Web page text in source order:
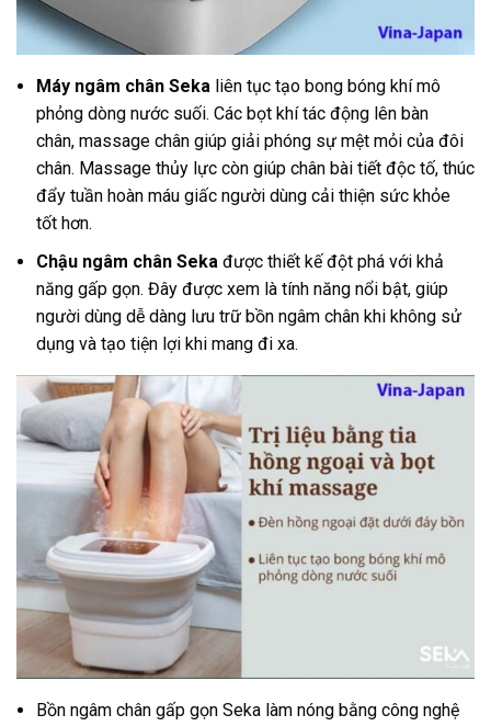
Máy ngâm chân Seka liên tục tạo bong bóng khí mô
phỏng dòng nước suối. Các bọt khí tác động lên bàn
chân, massage chân giúp giải phóng sự mệt mỏi của đôi
chân. Massage thủy lực còn giúp chân bài tiết độc tố, thúc
đẩy tuần hoàn máu giấc người dùng cải thiện sức khỏe
tốt hơn.
Chậu ngâm chân Seka được thiết kế đột phá với khả
năng gấp gọn. Đây được xem là tính năng nổi bật, giúp
người dùng dễ dàng lưu trữ bồn ngâm chân khi không sử
dụng và tạo tiện lợi khi mang đi xa.
Bồn ngâm chân gấp gọn Seka làm nóng bằng công nghệ